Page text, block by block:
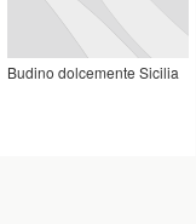
Budino dolcemente Sicilia